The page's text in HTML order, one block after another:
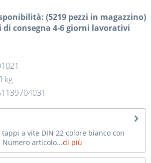
(5219 pezzi in magazzino)
di consegna 4-6 giorni lavorativi
kg
a vite DIN 22 colore bianco con
Numero articolo...di più